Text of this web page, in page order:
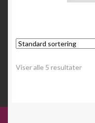
Viser alle 5 resultater